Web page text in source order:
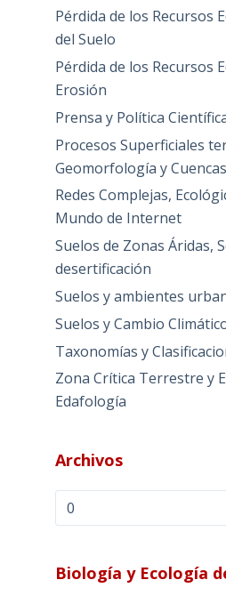
Pérdida de los Recursos
del Suelo
Pérdida de los Recursos
Erosión
Prensa y Política
Procesos Superficiales
Geomorfología y
Redes Complejas,
Mundo de Internet
Suelos de Zonas Áridas,
desertificación
Suelos y ambientes
Suelos y Cambio
Taxonomías y
Zona Crítica Terrestre y
Edafología
Archivos
Archivos
Biología y Ecología